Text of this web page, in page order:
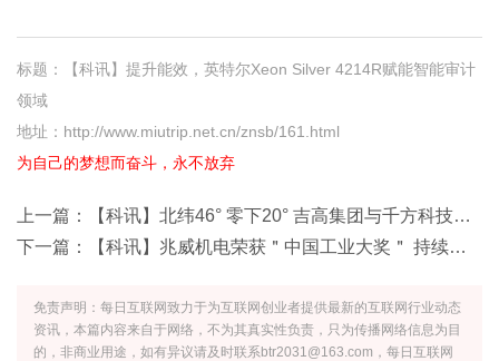
标题：【科讯】提升能效，英特尔Xeon Silver 4214R赋能智能审计
领域
地址：http://www.miutrip.net.cn/znsb/161.html
为自己的梦想而奋斗，永不放弃
上一篇：
【科讯】北纬46° 零下20° 吉高集团与千方科技交付珲乌高速智能化示范工程
下一篇：
【科讯】兆威机电荣获＂中国工业大奖＂ 持续赋能智能驱动
免责声明：每日互联网致力于为互联网创业者提供最新的互联网行业动态
资讯，本篇内容来自于网络，不为其真实性负责，只为传播网络信息为目
的，非商业用途，如有异议请及时联系btr2031@163.com，每日互联网